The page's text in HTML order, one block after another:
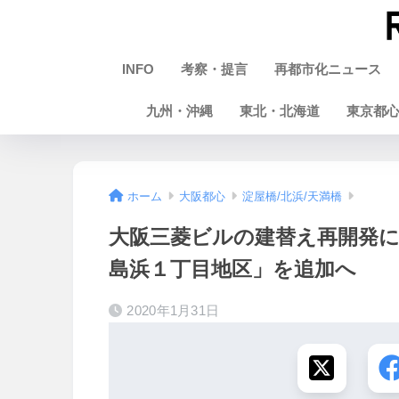
INFO 考察・提言 再都市化ニュース
九州・沖縄 東北・北海道 東京都心
ホーム 大阪都心 淀屋橋/北浜/天満橋
大阪三菱ビルの建替え再開発
島浜１丁目地区」を追加へ
2020年1月31日